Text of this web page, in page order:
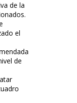
de la
el
de